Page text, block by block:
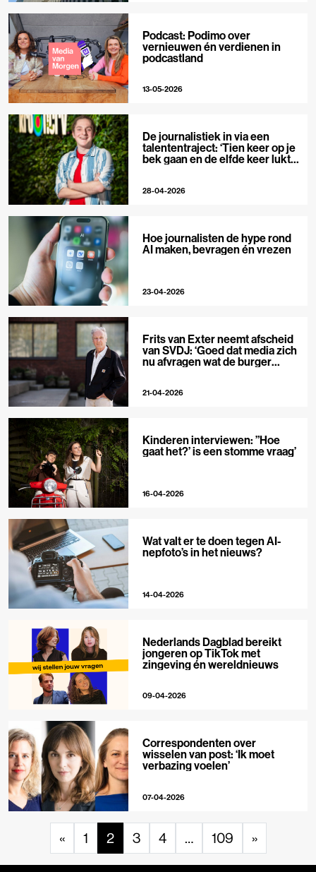
Podcast: Podimo over
vernieuwen én verdienen in
podcastland
13-05-2026
De journalistiek in via een
talententraject: ‘Tien keer op je
bek gaan en de elfde keer lukt
28-04-2026
Hoe journalisten de hype rond
AI maken, bevragen én vrezen
23-04-2026
Frits van Exter neemt afscheid
van SVDJ: ‘Goed dat media zich
nu afvragen wat de burger
21-04-2026
Kinderen interviewen: ”Hoe
gaat het?’ is een stomme vraag’
16-04-2026
Wat valt er te doen tegen AI-
nepfoto’s in het nieuws?
14-04-2026
Nederlands Dagblad bereikt
jongeren op TikTok met
zingeving én wereldnieuws
09-04-2026
Correspondenten over
wisselen van post: ‘Ik moet
verbazing voelen’
07-04-2026
« 1 2 3 4 … 109 »